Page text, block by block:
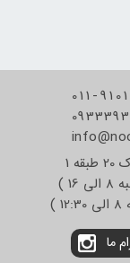
011-
1
)
ما